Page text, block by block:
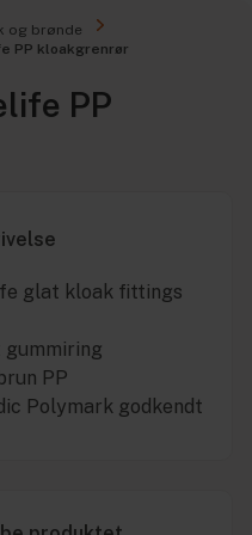
og brønde
PP kloakgrenrør
PP
glat kloak fittings
gummiring
PP
Polymark godkendt